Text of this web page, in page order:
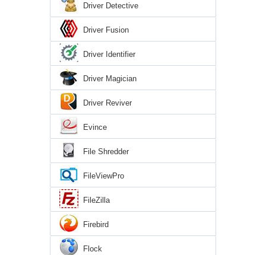
Driver Detective
Driver Fusion
Driver Identifier
Driver Magician
Driver Reviver
Evince
File Shredder
FileViewPro
FileZilla
Firebird
Flock